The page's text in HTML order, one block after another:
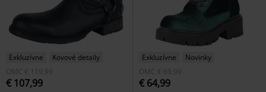
Exkluzívne
Kovové detaily
OMC € 119,99
€ 107,99
Exkluzívne
Novinky
OMC € 69,99
€ 64,99